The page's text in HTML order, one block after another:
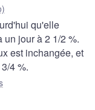
qu'elle
jour à 2 1/2 %.
est inchangée, et
4 %.